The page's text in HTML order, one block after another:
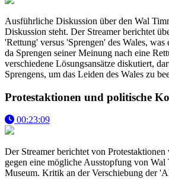
Ausführliche Diskussion über den Wal
Diskussion steht. Der Streamer berichtet
'Rettung' versus 'Sprengen' des Wales,
da Sprengen seiner Meinung nach eine
verschiedene Lösungsansätze diskutiert,
Sprengens, um das Leiden des Wales zu
Protestaktionen und politische
00:23:09
Der Streamer berichtet von
gegen eine mögliche Ausstopfung von
Museum. Kritik an der Verschiebung der